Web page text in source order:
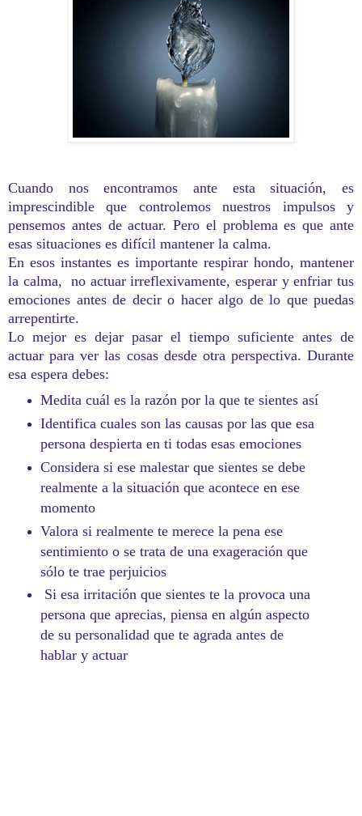
Cuando nos encontramos ante esta situación, es
imprescindible que controlemos nuestros impulsos y
pensemos antes de actuar. Pero el problema es que ante
esas situaciones es difícil mantener la calma.
En esos instantes es importante respirar hondo, mantener
la calma, no actuar irreflexivamente, esperar y enfriar tus
emociones antes de decir o hacer algo de lo que puedas
arrepentirte.
Lo mejor es dejar pasar el tiempo suficiente antes de
actuar para ver las cosas desde otra perspectiva. Durante
esa espera debes:
Medita cuál es la razón por la que te sientes así
Identifica cuales son las causas por las que esa
persona despierta en ti todas esas emociones
Considera si ese malestar que sientes se debe
realmente a la situación que acontece en ese
momento
Valora si realmente te merece la pena ese
sentimiento o se trata de una exageración que
sólo te trae perjuicios
Si esa irritación que sientes te la provoca una
persona que aprecias, piensa en algún aspecto
de su personalidad que te agrada antes de
hablar y actuar